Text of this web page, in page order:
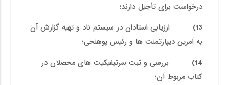
درخواست برای تأجیل دارند؛
13) ارزیابی استادان در سیستم ناد و تهیه گزارش آن
به آمرین دیپارتمنت ها و رئیس پوهنحی؛
14) بررسی و ثبت سرتیفیکیت های محصلان در
کتاب مربوط آن؛